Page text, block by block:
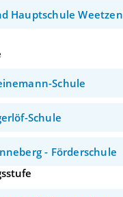
Hauptschule Weetzen
Schule
Schule
- Förderschule